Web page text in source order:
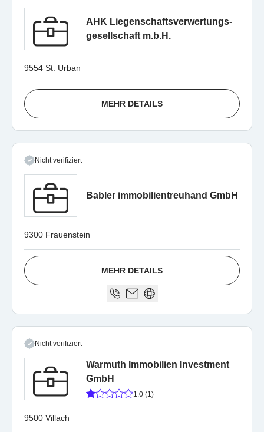
AHK Liegenschaftsverwertungs-
gesellschaft m.b.H.
9554 St. Urban
MEHR DETAILS
Nicht verifiziert
Babler immobilientreuhand GmbH
9300 Frauenstein
MEHR DETAILS
Nicht verifiziert
Warmuth Immobilien Investment
GmbH
1.0 (1)
9500 Villach